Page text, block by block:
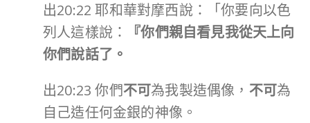
出20:22 耶和華對摩西說：「你要向以色
列人這樣說：
『你們親自看見我從天上向
你們說話了。
出20:23 你們不可為我製造偶像， 不可為
自己造任何金銀的神像。